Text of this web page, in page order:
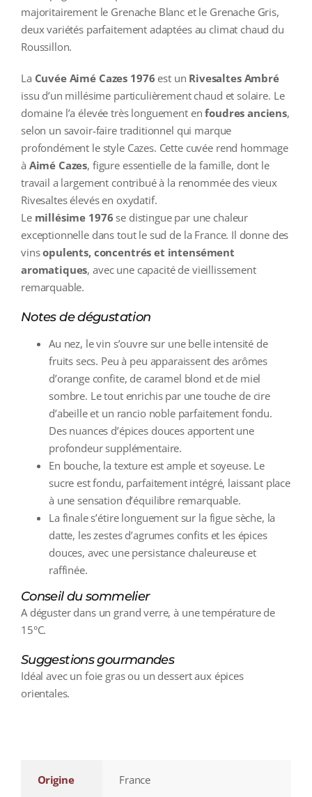
majoritairement le Grenache Blanc et le Grenache Gris,
deux variétés parfaitement adaptées au climat chaud du
Roussillon.
La Cuvée Aimé Cazes 1976 est un Rivesaltes Ambré
issu d’un millésime particulièrement chaud et solaire. Le
domaine l’a élevée très longuement enfoudres anciens,
selon un savoir‑faire traditionnel qui marque
profondément le style Cazes. Cette cuvée rend hommage
à Aimé Cazes, figure essentielle de la famille, dont le
travail a largement contribué à la renommée des vieux
Rivesaltes élevés en oxydatif.
Le millésime 1976 se distingue par une chaleur
exceptionnelle dans tout le sud de la France. Il donne des
vinsopulents, concentrés et intensément
aromatiques, avec une capacité de vieillissement
remarquable.
Notes de dégustation
Au nez, le vin s’ouvre sur une belle intensité de
fruits secs. Peu à peu apparaissent des arômes
d’orange confite, de caramel blond et de miel
sombre. Le tout enrichis par une touche de cire
d’abeille et un rancio noble parfaitement fondu.
Des nuances d’épices douces apportent une
profondeur supplémentaire.
En bouche, la texture est ample et soyeuse. Le
sucre est fondu, parfaitement intégré, laissant place
à une sensation d’équilibre remarquable.
La finale s’étire longuement sur la figue sèche, la
datte, les zestes d’agrumes confits et les épices
douces, avec une persistance chaleureuse et
raffinée.
Conseil du sommelier
A déguster dans un grand verre, à une température de
15°C.
Suggestions gourmandes
Idéal avec un foie gras ou un dessert aux épices
orientales.
Origine France